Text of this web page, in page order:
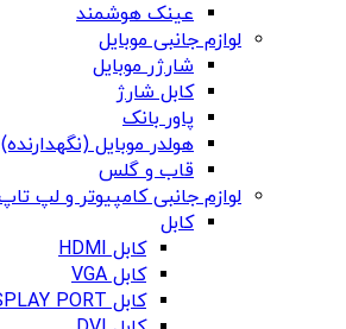
عینک هوشمند
لوازم جانبی موبایل
شارژر موبایل
کابل شارژ
پاور بانک
هولدر موبایل (نگهدارنده)
قاب و گلس
لوازم جانبی کامپیوتر و لپ
کابل
کابل HDMI
کابل VGA
کابل DISPLAY PORT